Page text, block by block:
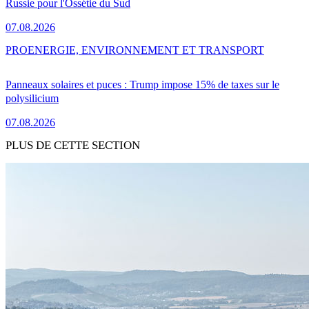
Russie pour l'Ossétie du Sud
07.08.2026
Panneaux solaires et puces : Trump impose 15% de taxes sur le
polysilicium
07.08.2026
PROENERGIE, ENVIRONNEMENT ET TRANSPORT
PLUS DE CETTE SECTION